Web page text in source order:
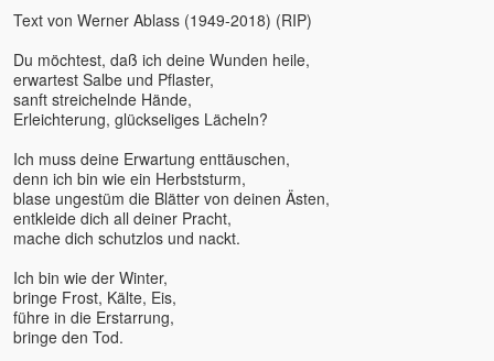
Angaangaq
Angelika Winklhofer
Annette Kaiser
Anssi
Anushree
Arjuna
Arne Eckert
Artur
Astamaya
Avinash u. Gyandeva
Bernie Prior
Bettina Hallifax
Text von Werner Ablass (1949-2018) (RIP)
Du möchtest, daß ich deine Wunden heile,
erwartest Salbe und Pflaster,
sanft streichelnde Hände,
Erleichterung, glückseliges Lächeln?
Ich muss deine Erwartung enttäuschen,
denn ich bin wie ein Herbststurm,
blase ungestüm die Blätter von deinen Ästen,
entkleide dich all deiner Pracht,
mache dich schutzlos und nackt.
Ich bin wie der Winter,
bringe Frost, Kälte, Eis,
führe in die Erstarrung,
bringe den Tod.